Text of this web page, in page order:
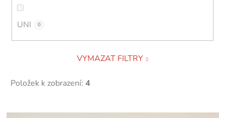
UNI 0
VYMAZAT FILTRY
Položek k zobrazení: 4
V